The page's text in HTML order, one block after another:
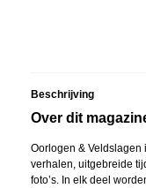
Beschrijving
Over dit
Oorlogen & Veldslagen
verhalen, uitgebreide
foto’s. In elk deel